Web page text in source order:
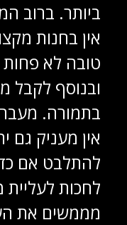
ביותר. ברוב
אין בחנות
טובה לא
ובנוסף לקבל
בתמורה. מעבר
אין מעניק גם
להתלבט אם
לחכות
מממשים את